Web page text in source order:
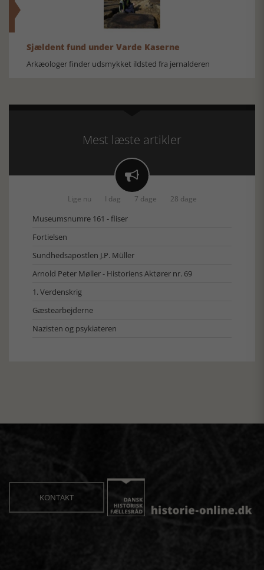
Sjældent fund under Varde Kaserne
Arkæologer finder udsmykket ildsted fra jernalderen
Mest læste artikler

Lige nu I dag 7 dage 28 dage
Museumsnumre 161 - fliser
Fortielsen
Sundhedsapostlen J.P. Müller
Arnold Peter Møller - Historiens Aktører nr. 69
1. Verdenskrig
Gæstearbejderne
Nazisten og psykiateren
KONTAKT